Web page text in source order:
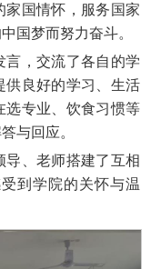
家国情怀，服务国家
国梦而努力奋斗。
言，交流了各自的学
供良好的学习、生活
选专业、饮食习惯等
与回应。
导、老师搭建了互相
到学院的关怀与温